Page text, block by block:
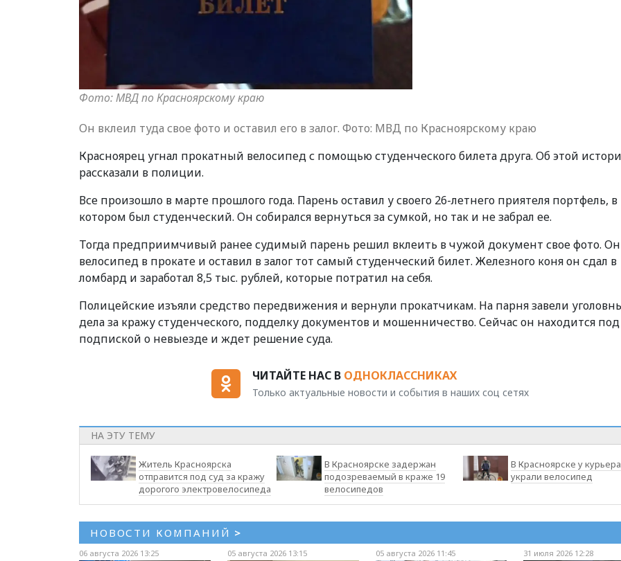
Фото: МВД по Красноярскому краю
Он вклеил туда свое фото и оставил его в залог. Фото: МВД по Красноярскому краю
Красноярец угнал прокатный велосипед с помощью студенческого билета друга. Об этой
рассказали в полиции.
Все произошло в марте прошлого года. Парень оставил у своего 26-летнего приятеля портфель, в
котором был студенческий. Он собирался вернуться за сумкой, но так и не забрал ее.
Тогда предприимчивый ранее судимый парень решил вклеить в чужой документ свое фото. Он
велосипед в прокате и оставил в залог тот самый студенческий билет. Железного коня он сдал в
ломбард и заработал 8,5 тыс. рублей, которые потратил на себя.
Полицейские изъяли средство передвижения и вернули прокатчикам. На парня завели
дела за кражу студенческого, подделку документов и мошенничество. Сейчас он находится под
подпиской о невыезде и ждет решение суда.
ЧИТАЙТЕ НАС В ОДНОКЛАССНИКАХ
Только актуальные новости и события в наших соц сетях
НА ЭТУ ТЕМУ
Житель Красноярска
отправится под суд за кражу
дорогого электровелосипеда
В Красноярске задержан
подозреваемый в краже 19
велосипедов
В Красноярске у курьера
украли велосипед
НОВОСТИ КОМПАНИЙ >
06 августа 2026 13:25 05 августа 2026 13:15 05 августа 2026 11:45 31 июля 2026 12:28